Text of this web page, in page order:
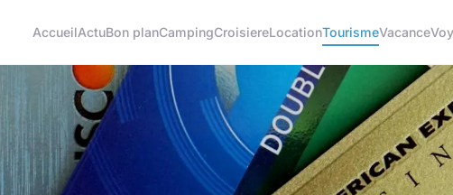
AccueilActuBon planCampingCroisiereLocationTourismeVacance